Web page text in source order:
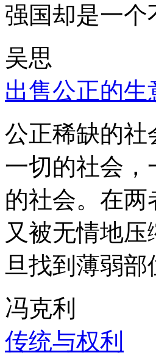
强国却是一个
吴思
出售公正的生
公正稀缺的社
一切的社会
的社会。在
又被无情地
旦找到薄弱部
冯克利
传统与权利